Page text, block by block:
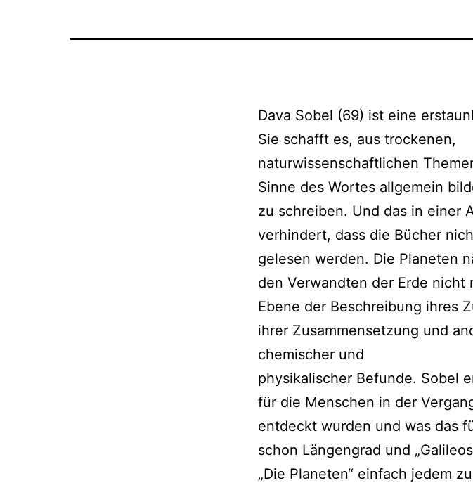
Dava Sobel (69) ist eine
Sie schafft es, aus trockenen,
naturwissenschaftlichen
Sinne des Wortes allgemein
zu schreiben. Und das in einer
verhindert, dass die Bücher
gelesen werden. Die Planeten
den Verwandten der Erde nicht
Ebene der Beschreibung ihres
ihrer Zusammensetzung und
chemischer und
physikalischer Befunde. Sobel
für die Menschen in der
entdeckt wurden und was das
schon Längengrad und
„Die Planeten“ einfach jedem